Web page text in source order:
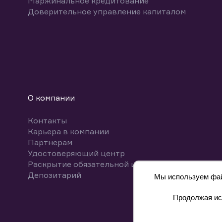
Доверительное управление капиталом
О компании
Контакты
Карьера в компании
Партнерам
Удостоверяющий центр
Раскрытие обязательной информации
Депозитарий
Мы используем
Продолжая